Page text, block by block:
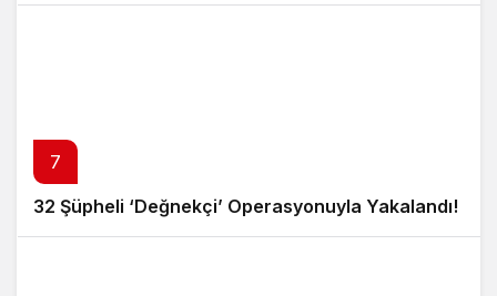
7
32 Şüpheli ‘Değnekçi’ Operasyonuyla Yakalandı!